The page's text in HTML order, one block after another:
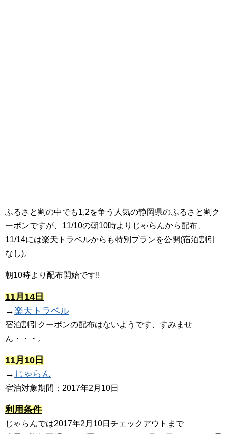
ふるさと割の中でも1,2を争う人気の静岡県のふるさと割ク
ーポンですが、11/10の朝10時よりじゃらんから配布、
11/14には楽天トラベルからも特別プランを公開(宿泊割引
なし)。
朝10時より配布開始です!!
11月14日
→楽天トラベル
宿泊割引クーポンの配布はないようです、すみませ
ん・・・。
11月10日
→ じゃらん
宿泊対象期間；2017年2月10日
利用条件
じゃらんでは2017年2月10日チェックアウトまで